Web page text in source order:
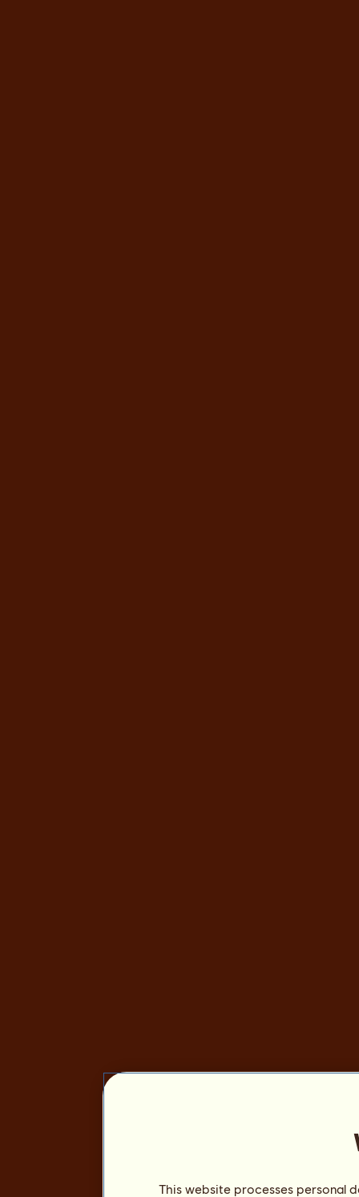
This website processes personal